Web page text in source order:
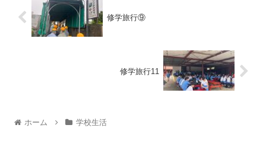
修学旅行⑨
修学旅行11
ホーム 学校生活